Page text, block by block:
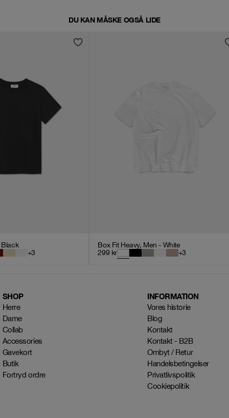
DU KAN MÅSKE OGSÅ LIDE
Black
+3
Box Fit Heavy, Men - White
299 kr +3
SHOP
Herre
Dame
Collab
Accessories
Gavekort
Butik
Fortryd ordre
INFORMATION
Vores historie
Blog
Kontakt
Kontakt - B2B
Ombyt / Retur
Handelsbetingelser
Privatlivspolitik
Cookiepolitik